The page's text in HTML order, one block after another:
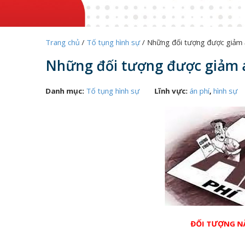
Trang chủ / Tố tụng hình sự/ Những đối tượng được
Những đối tượng được giảm
Danh mục: Tố tụng hình sự Lĩnh vực: án phí, hình sự
ĐỐI TƯỢNG